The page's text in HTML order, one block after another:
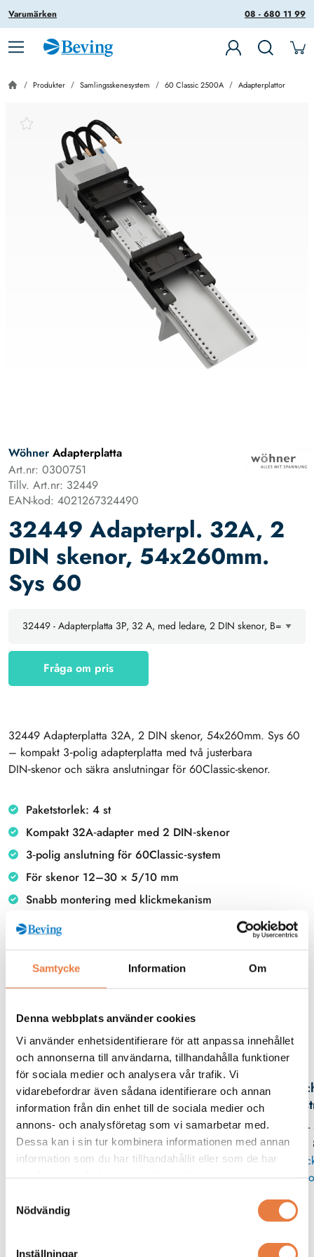
Samtycke Information Om
Denna webbplats använder cookies
Vi använder enhetsidentifierare för att anpassa innehållet
och annonserna till användarna, tillhandahålla funktioner
för sociala medier och analysera vår trafik. Vi
vidarebefordrar även sådana identifierare och annan
information från din enhet till de sociala medier och
annons- och analysföretag som vi samarbetar med.
Dessa kan i sin tur kombinera informationen med annan
information som du har tillhandahållit eller som de har
Nödvändig
Inställningar
08 - 680 11 99
Varumärken
Produkter Samlingsskenesystem 60 Classic 2500A Adapterplattor
Wöhner Adapterplatta
Art.nr: 0300751
Tillv. Art.nr: 32449
EAN-kod: 4021267324490
32449 Adapterpl. 32A, 2
DIN skenor, 54x260mm.
Sys 60
Fråga om pris
32449 Adapterplatta 32A, 2 DIN skenor, 54x260mm. Sys 60
– kompakt 3‑polig adapterplatta med två justerbara
DIN‑skenor och säkra anslutningar för 60Classic-skenor.
Paketstorlek: 4 st
Kompakt 32A‑adapter med 2 DIN‑skenor
3‑polig anslutning för 60Classic‑system
För skenor 12–30 × 5/10 mm
Snabb montering med klickmekanism
Beskrivning
Filer
Kontaktperson
08
Adapterplattor
Wöhner